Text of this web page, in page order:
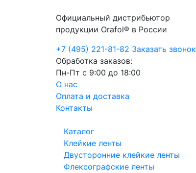
Официальный дистрибьютор
продукции Orafol® в России
+7 (495) 221-81-82 Заказать звонок
Обработка заказов:
Пн-Пт с 9:00 до 18:00
О нас
Оплата и доставка
Контакты
Каталог
Клейкие ленты
Двусторонние клейкие ленты
Флексографские ленты